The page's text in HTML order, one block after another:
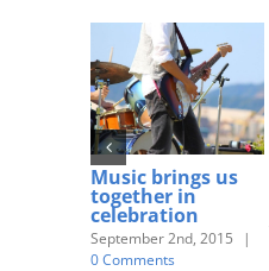
Music brings us
together in
celebration
September 2nd, 2015
|
0 Comments